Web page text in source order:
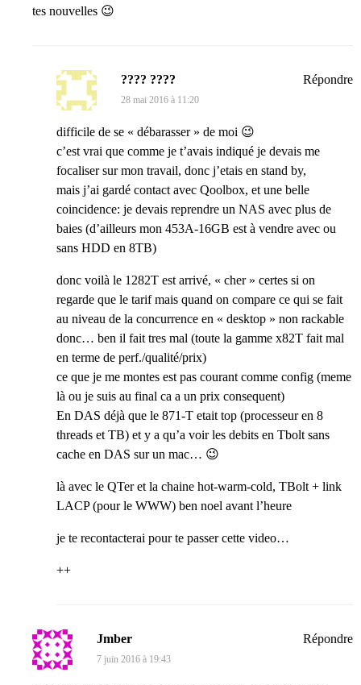
tes nouvelles 😉
???? ????
28 mai 2016 à 11:20
difficile de se « débarasser » de moi 😉
c’est vrai que comme je t’avais indiqué je devais me
focaliser sur mon travail, donc j’etais en stand by,
mais j’ai gardé contact avec Qoolbox, et une belle
coincidence: je devais reprendre un NAS avec plus de
baies (d’ailleurs mon 453A-16GB est à vendre avec ou
sans HDD en 8TB)
donc voilà le 1282T est arrivé, « cher » certes si on
regarde que le tarif mais quand on compare ce qui se fait
au niveau de la concurrence en « desktop » non rackable
donc… ben il fait tres mal (toute la gamme x82T fait mal
en terme de perf./qualité/prix)
ce que je me montes est pas courant comme config (meme
là ou je suis au final ca a un prix consequent)
En DAS déjà que le 871-T etait top (processeur en 8
threads et TB) et y a qu’a voir les debits en Tbolt sans
cache en DAS sur un mac… 😉
là avec le QTer et la chaine hot-warm-cold, TBolt + link
LACP (pour le WWW) ben noel avant l’heure
je te recontacterai pour te passer cette video…
++
Répondre
Jmber
7 juin 2016 à 19:43
Répondre